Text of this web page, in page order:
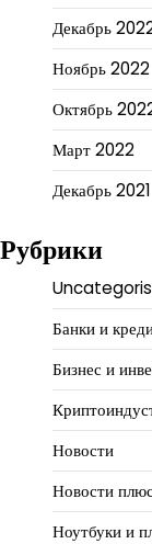
Декабрь
Ноябрь 2022
Октябрь
Март 2022
Декабрь 2021
Рубрики
Банки и
Бизнес и
Новости
Новости
Ноутбуки и